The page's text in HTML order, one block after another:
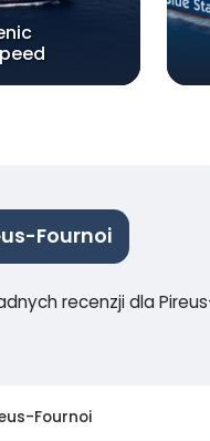
Fournoi
recenzji dla
Fournoi